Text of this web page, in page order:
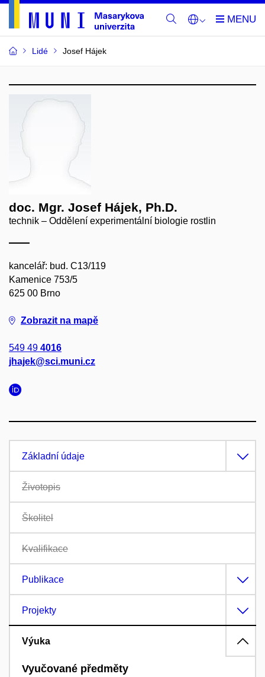
Lidé Josef Hájek
doc. Mgr. Josef Hájek, Ph.D.
technik – Oddělení experimentální biologie rostlin
kancelář: bud. C13/119
Kamenice 753/5
625 00 Brno
Zobrazit na mapě
549 49 4016
jhajek@sci.muni.cz
Základní údaje
Životopis
Školitel
Kvalifikace
Publikace
Projekty
Výuka
Vyučované předměty